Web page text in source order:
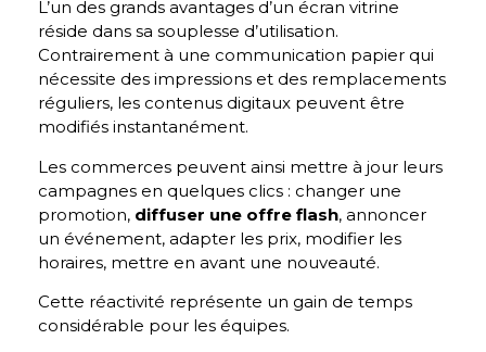
L’un des grands avantages d’un écran vitrine
réside dans sa souplesse d’utilisation.
Contrairement à une communication papier qui
nécessite des impressions et des remplacements
réguliers, les contenus digitaux peuvent être
modifiés instantanément.
Les commerces peuvent ainsi mettre à jour leurs
campagnes en quelques clics : changer une
promotion, diffuser une offre flash, annoncer
un événement, adapter les prix, modifier les
horaires, mettre en avant une nouveauté.
Cette réactivité représente un gain de temps
considérable pour les équipes.